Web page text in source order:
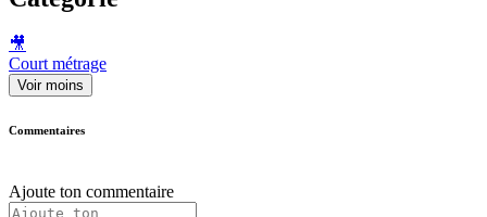
🎥
Court métrage
Voir moins
Commentaires
Ajoute ton commentaire